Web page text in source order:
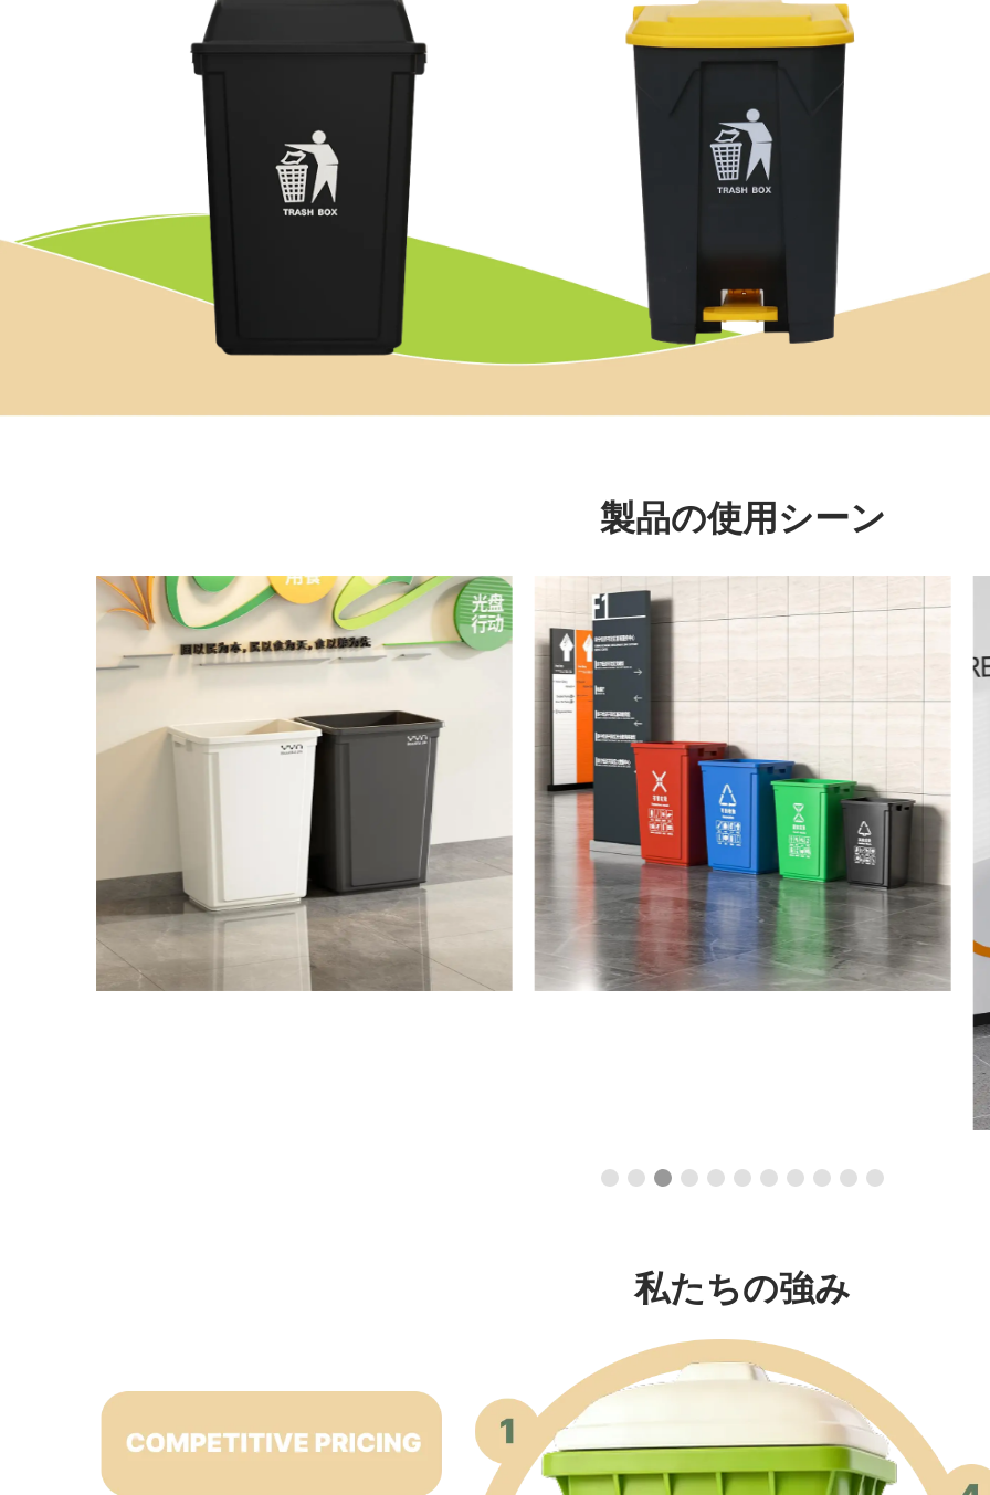
製品の使用シーン
私たちの強み